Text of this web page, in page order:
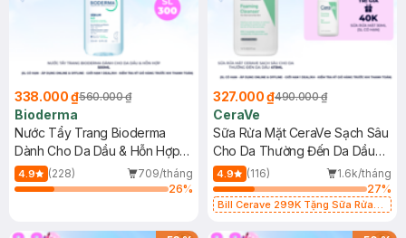
338.000 ₫560.000 ₫
Bioderma
Nước Tẩy Trang Bioderma
Dành Cho Da Dầu & Hỗn Hợp
500ml
4.9 (228)
709/tháng
26%
327.000 ₫490.000 ₫
CeraVe
Sữa Rửa Mặt CeraVe Sạch Sâu
Cho Da Thường Đến Da Dầu
473ml
4.9 (116)
1.6k/tháng
27%
Bill Cerave 299K Tặng Sữa Rửa